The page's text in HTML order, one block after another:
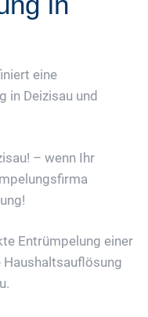
eine
in Deizisau und
– wenn Ihr
Entrümpelung einer
Haushaltsauflösung